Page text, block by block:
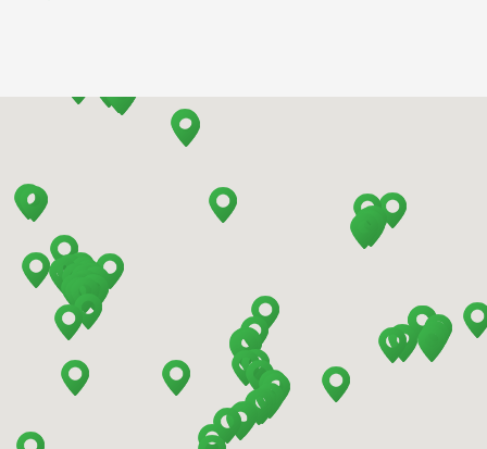
Barcelona - El Prat
Barcelona - Mataro
Barcelona - Terrassa
Benidorm - Centro
Bilbao - Barakaldo